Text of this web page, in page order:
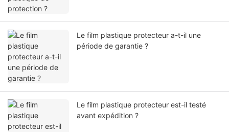
Le film plastique protecteur a-t-il une
période de garantie ?
Le film plastique protecteur est-il testé
avant expédition ?